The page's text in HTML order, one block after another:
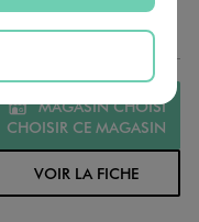
MAGASIN CHOISI
CHOISIR CE MAGASIN
VOIR LA FICHE